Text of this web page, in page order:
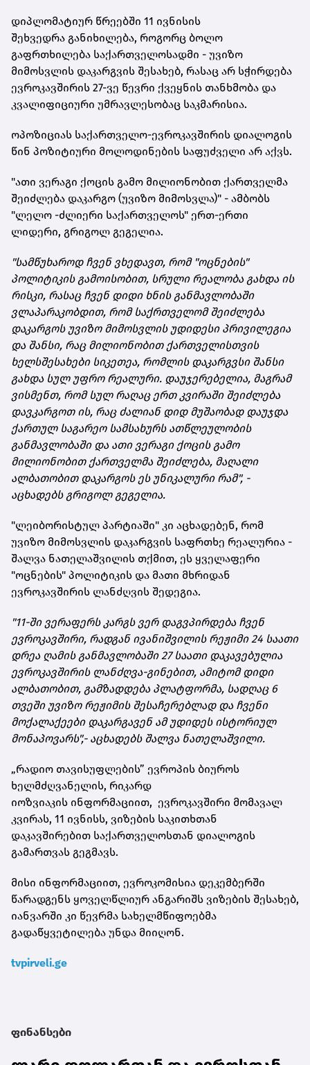
დიპლომატიურ წრეებში 11 ივნისის
შეხვედრა განიხილება, როგორც ბოლო
გაფრთხილება საქართველოსადმი - უვიზო
მიმოსვლის დაკარგვის შესახებ, რასაც არ სჭირდება
ევროკავშირის 27-ვე წევრი ქვეყნის თანხმობა და
კვალიფიციური უმრავლესობაც საკმარისია.
ოპოზიციას საქართველო-ევროკავშირის დიალოგის
წინ პოზიტიური მოლოდინების საფუძველი არ აქვს.
"ათი ვერაგი ქოცის გამო მილიონობით ქართველმა
შეიძლება დაკარგო (უვიზო მიმოსვლა)" - ამბობს
"ლელო -ძლიერი საქართველოს" ერთ-ერთი
ლიდერი, გრიგოლ გეგელია.
"სამწუხაროდ ჩვენ ვხედავთ, რომ "ოცნების"
პოლიტიკის გამოისობით, სრული რეალობა გახდა ის
რისკი, რასაც ჩვენ დიდი ხნის განმავლობაში
ვლაპარაკობდით, რომ საქრთველომ შეიძლება
დაკარგოს უვიზო მიმოსვლის უდიდესი პრივილეგია
და შანსი, რაც მილიონობით ქართველისთვის
ხელსშესახები სიკეთეა, რომლის დაკარგვსი შანსი
გახდა სულ უფრო რეალური. დაუჯერებელია, მაგრამ
ვისმენთ, რომ სულ რაღაც ერთ კვირაში შეიძლება
დავკარგოთ ის, რაც ძალიან დიდ მუშაობად დაუჯდა
ქართულ საგარეო სამსახურს ათწლეულობის
განმავლობაში და ათი ვერაგი ქოცის გამო
მილიონობით ქართველმა შეიძლება, მაღალი
ალბათობით დაკარგოს ეს უნიკალური რამ", -
აცხადებს გრიგოლ გეგელია.
"ლეიბორისტულ პარტიაში" კი აცხადებენ, რომ
უვიზო მიმოსვლის დაკარგვის საფრთხე რეალურია -
შალვა ნათელაშვილის თქმით, ეს ყველაფერი
"ოცნების" პოლიტიკის და მათი მხრიდან
ევროკავშირის ლანძღვის შედეგია.
"11-ში ვერაფერს კარგს ვერ დაგვპირდება ჩვენ
ევროკავშირი, რადგან ივანიშვილის რეჟიმი 24 საათი
დრეა ღამის განმავლობაში 27 საათი დაკავებულია
ევროკავშირის ლანძღვა-გინებით, ამიტომ დიდი
ალბათობით, გამზადდება პლატფორმა, სადღაც 6
თვეში უვიზო რეჟიმის შესაჩერებლად და ჩვენი
მოქალაქეები დაკარგავენ ამ უდიდეს ისტორიულ
მონაპოვარს",- აცხადებს შალვა ნათელაშვილი.
„რადიო თავისუფლების” ევროპის ბიუროს
ხელმძღვანელის, რიკარდ
იოზვიაკის ინფორმაციით, ევროკავშირი მომავალ
კვირას, 11 ივნისს, ვიზების საკითხთან
დაკავშირებით საქართველოსთან დიალოგის
გამართვას გეგმავს.
მისი ინფორმაციით, ევროკომისია დეკემბერში
წარადგენს ყოველწლიურ ანგარიშს ვიზების შესახებ,
იანვარში კი წევრმა სახელმწიფოებმა
გადაწყვეტილება უნდა მიიღონ.
tvpirveli.ge
ფინანსები